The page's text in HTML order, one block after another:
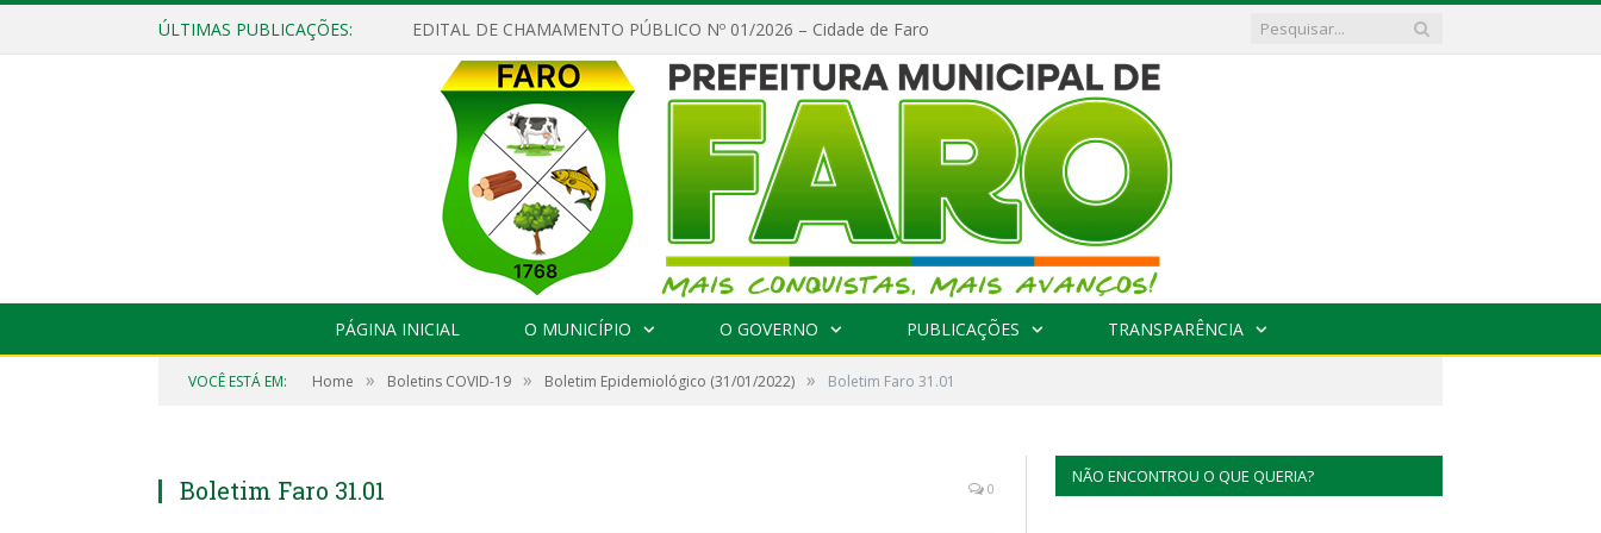
ÚLTIMAS PUBLICAÇÕES: EDITAL DE CHAMAMENTO PÚBLICO Nº 01/2026 – Cidade de Faro
PÁGINA INICIAL O MUNICÍPIO O GOVERNO PUBLICAÇÕES TRANSPARÊNCIA
VOCÊ ESTÁ EM: Home » Boletins COVID-19 » Boletim Epidemiológico (31/01/2022) » Boletim Faro 31.01
Boletim Faro 31.01 0
NÃO ENCONTROU O QUE QUERIA?